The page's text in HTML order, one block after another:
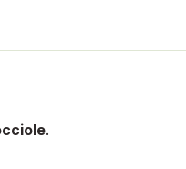
.